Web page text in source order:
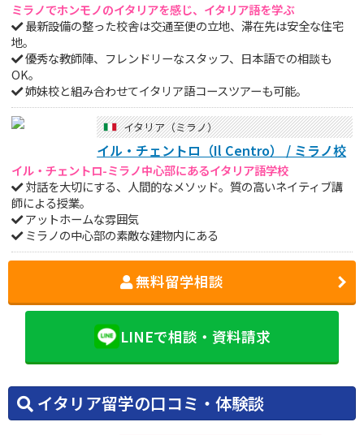
ミラノでホンモノのイタリアを感じ、イタリア語を学ぶ
最新設備の整った校舎は交通至便の立地、滞在先は安全な住宅
地。
優秀な教師陣、フレンドリーなスタッフ、日本語での相談も
OK。
姉妹校と組み合わせてイタリア語コースツアーも可能。
イタリア（ミラノ）
イル・チェントロ（Il Centro） / ミラノ校
イル・チェントロ-ミラノ中心部にあるイタリア語学校
対話を大切にする、人間的なメソッド。質の高いネイティブ講
師による授業。
アットホームな雰囲気
ミラノの中心部の素敵な建物内にある
無料留学相談
LINEで相談・資料請求
イタリア留学の口コミ・体験談